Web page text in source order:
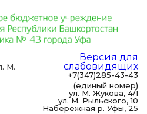
М.
Версия для
слабовидящих
+7(347)285-43-43
(единый номер)
ул. М. Жукова, 4/1
ул. М. Рыльского, 10
Набережная р. Уфы, 25